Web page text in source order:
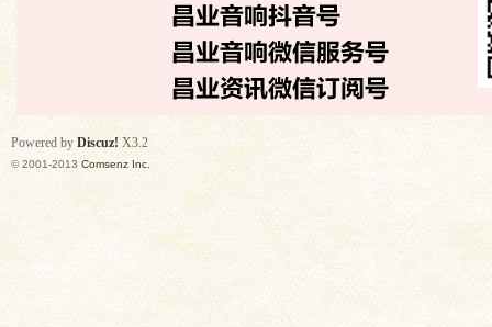
Powered by Discuz! X3.2
© 2001-2013 Comsenz Inc.